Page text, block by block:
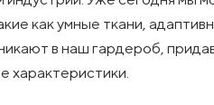
как умные ткани,
в наш гардероб,
характеристики.